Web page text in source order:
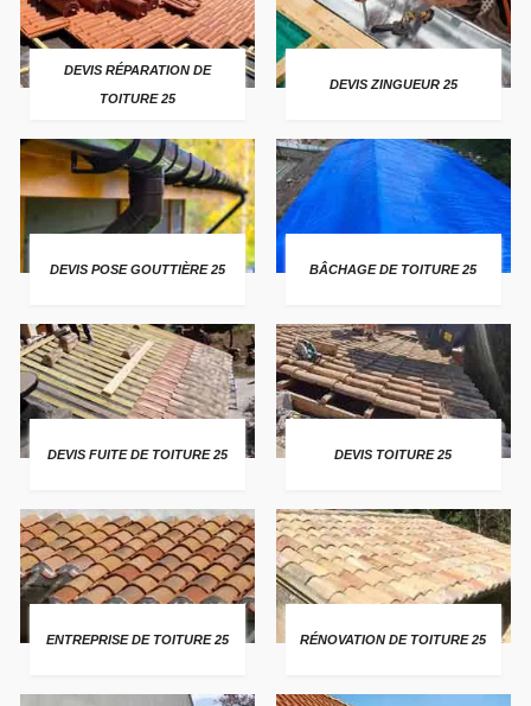
DEVIS RÉPARATION DE
TOITURE 25
DEVIS ZINGUEUR 25
DEVIS POSE GOUTTIÈRE 25 BÂCHAGE DE TOITURE 25
DEVIS FUITE DE TOITURE 25 DEVIS TOITURE 25
ENTREPRISE DE TOITURE 25 RÉNOVATION DE TOITURE 25